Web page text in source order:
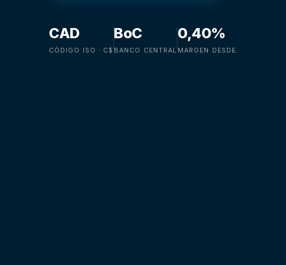
CAD
CÓDIGO ISO · C$
BoC
BANCO CENTRAL
0,40%
MARGEN DESDE